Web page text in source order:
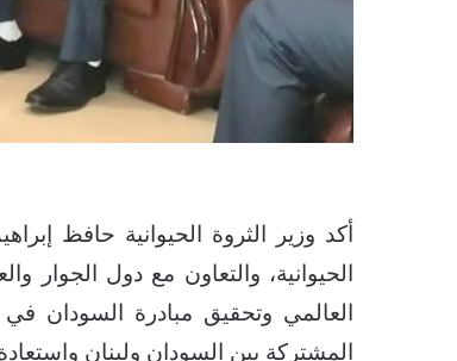
أكد وزير الثروة الحيوانية حافظ
الحيوانية، والتعاون مع دول الجوار
العالمي وتحقيق مبادرة السودان
المشتركة بين السودان ولبنان